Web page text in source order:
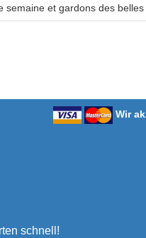
semaine et gardons des
Wir
schnell!